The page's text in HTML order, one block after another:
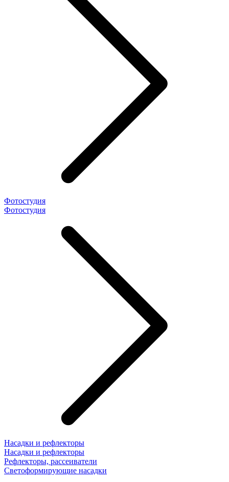
Фотостудия
Фотостудия
Насадки и рефлекторы
Насадки и рефлекторы
Рефлекторы, рассеиватели
Светоформирующие насадки